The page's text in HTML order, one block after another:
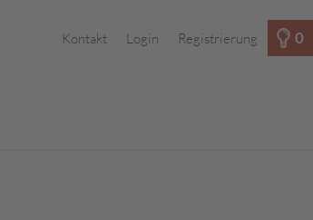
0
Kontakt Login Registrierung